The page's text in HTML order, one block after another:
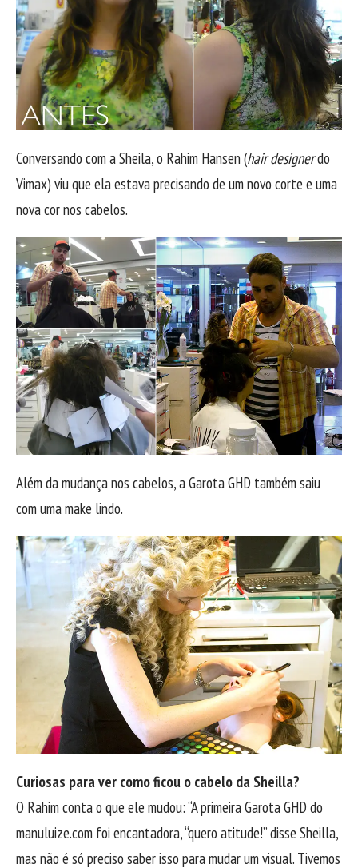
Conversando com a Sheila, o Rahim Hansen (hair designerdo
Vimax) viu que ela estava precisando de um novo corte e uma
nova cor nos cabelos.
Além da mudança nos cabelos, a Garota GHD também saiu
com uma make lindo.
Curiosas para ver como ficou o cabelo da Sheilla?
O Rahim conta o que ele mudou: “A primeira Garota GHD do
manuluize.com foi encantadora, “quero atitude!” disse Sheilla,
mas não é só preciso saber isso para mudar um visual. Tivemos